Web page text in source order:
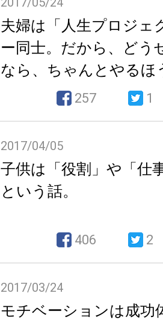
夫婦は「人生プロジェ
ー同士。だから、どう
なら、ちゃんとやるほ
257 1
2017/04/05
子供は「役割」や「仕
という話。
406 2
2017/03/24
モチベーションは成功